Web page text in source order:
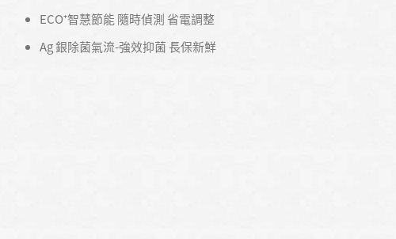
ECO⁺智慧節能 隨時偵測 省電調整
Ag 銀除菌氣流-強效抑菌 長保新鮮